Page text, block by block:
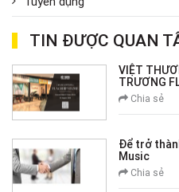
TIN ĐƯỢC QUAN
VIỆT
TRƯƠNG
Chia sẻ
Để trở
Music
Chia sẻ